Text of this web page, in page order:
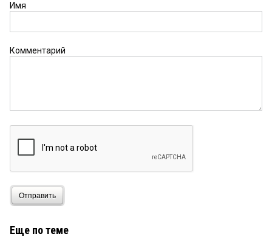
Имя
Комментарий
Отправить
Еще по теме